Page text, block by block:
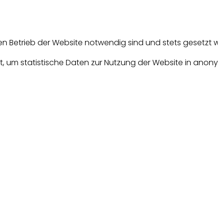
Betrieb der Website notwendig sind und stets gesetzt
statistische Daten zur Nutzung der Website in